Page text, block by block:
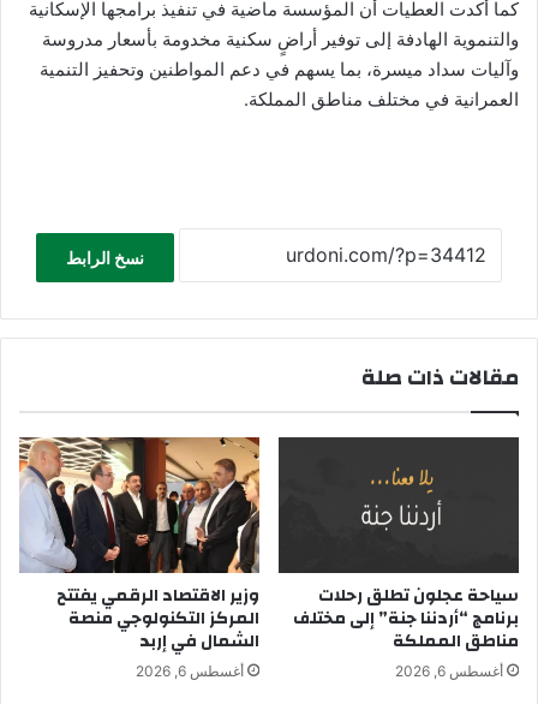
كما أكدت العطيات أن المؤسسة ماضية في تنفيذ برامجها الإسكانية
والتنموية الهادفة إلى توفير أراضٍ سكنية مخدومة بأسعار مدروسة
وآليات سداد ميسرة، بما يسهم في دعم المواطنين وتحفيز التنمية
العمرانية في مختلف مناطق المملكة.
نسخ الرابط
مقالات ذات صلة
سياحة عجلون تطلق رحلات
برنامج “أردننا جنة” إلى مختلف
مناطق المملكة
أغسطس 6, 2026
وزير الاقتصاد الرقمي يفتتح
المركز التكنولوجي منصة
الشمال في إربد
أغسطس 6, 2026